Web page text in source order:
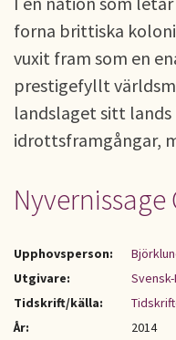
forna brittiska
vuxit fram som en
prestigefyllt
landslaget sitt
idrottsframgångar,
Upphovsperson:
Utgivare:
Tidskrift/källa:
År:
2014